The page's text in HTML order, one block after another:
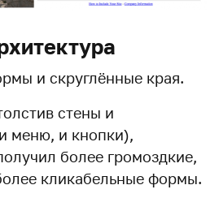
и скруглённые края.
стены и
меню, и кнопки),
более громоздкие,
кликабельные формы.